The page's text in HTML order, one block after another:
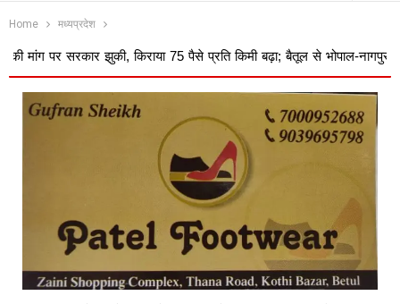
Home मध्यप्रदेश
झुकी, किराया 75 पैसे प्रति किमी बढ़ा; बैतूल से भोपाल-नागपुर-अमरावती का ...